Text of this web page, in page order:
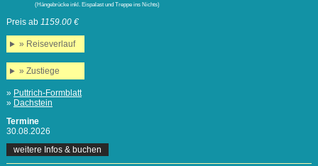
(Hängebrücke inkl. Eispalast und Treppe ins Nichts)
Preis ab 1159.00 €
» Reiseverlauf
» Zustiege
» Puttrich-Formblatt
» Dachstein
Termine
30.08.2026
weitere Infos & buchen